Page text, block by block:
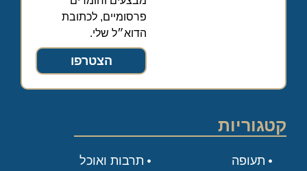
פרסומיים, לכתובת
הדוא״ל שלי.
הצטרפו
קטגוריות
תעופה
תרבות ואוכל